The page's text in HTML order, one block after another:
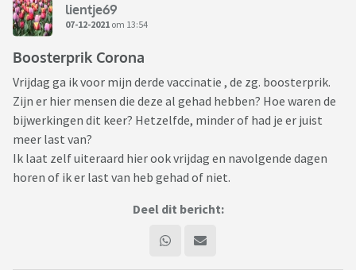
lientje69
07-12-2021 om 13:54
Boosterprik Corona
Vrijdag ga ik voor mijn derde vaccinatie , de zg. boosterprik.
Zijn er hier mensen die deze al gehad hebben? Hoe waren de
bijwerkingen dit keer? Hetzelfde, minder of had je er juist
meer last van?
Ik laat zelf uiteraard hier ook vrijdag en navolgende dagen
horen of ik er last van heb gehad of niet.
Deel dit bericht: